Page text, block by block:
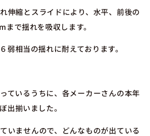
伸縮とスライドにより、水平、前後の
で揺れを吸収します。
弱相当の揺れに耐えております。
ているうちに、各メーカーさんの本年
出揃いました。
いませんので、どんなものが出ている